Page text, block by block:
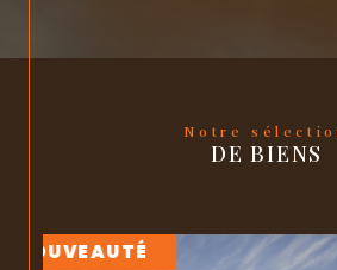
Que vous recherchiez unstudio sur le
quartiers résidentiels deBreuil-Mingot ou
agence vous propose un portefeuille de
Contactez-nous
Notre
DE BIENS
NOUVEAUTÉ